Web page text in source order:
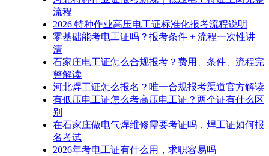
流程
2026 特种作业高压电工证标准化报考流程说明
零基础能考电工证吗？报考条件 + 流程一次性讲
清
石家庄电工证怎么合规报考？费用、条件、流程完
整解读
河北焊工证怎么报名？唯一合规报考渠道官方解读
有低压电工证怎么考高压电工证？两个证有什么区
别
在石家庄做电气焊维修需要考证吗，焊工证如何报
名考试
2026年考电工证有什么用，求职容易吗